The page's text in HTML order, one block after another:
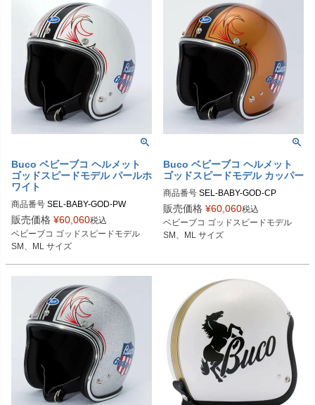
Buco ベビーブコ ヘルメット
ゴッドスピードモデル パールホ
ワイト
商品番号 SEL-BABY-GOD-PW
SMサイズ商品コード：0107BBCGS
013
014
Buco（ブコ）
販売価格 ¥60,060税込
ベビーブコ ゴッドスピードモデル
SM、ML サイズ
Buco ベビーブコ ヘルメット
ゴッドスピードモデル カッパー
商品番号 SEL-BABY-GOD-CP
SMサイズ商品コード：0107BBCGS
513
Buco（ブコ）
販売価格 ¥60,060税込
ベビーブコ ゴッドスピードモデル
SM、ML サイズ